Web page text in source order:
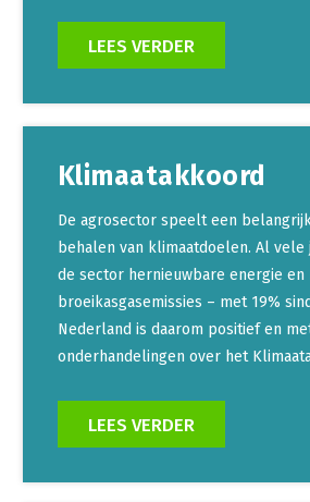
LEES VERDER
Klimaatakkoord
De agrosector speelt een
behalen van klimaatdoelen. Al
de sector hernieuwbare energie en
broeikasgasemissies – met 19%
Nederland is daarom positief en
onderhandelingen over het
LEES VERDER